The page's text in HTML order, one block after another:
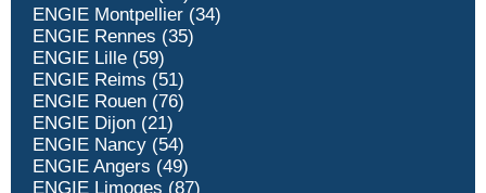
ENGIE Montpellier (34)
ENGIE Rennes (35)
ENGIE Lille (59)
ENGIE Reims (51)
ENGIE Rouen (76)
ENGIE Dijon (21)
ENGIE Nancy (54)
ENGIE Angers (49)
ENGIE Limoges (87)